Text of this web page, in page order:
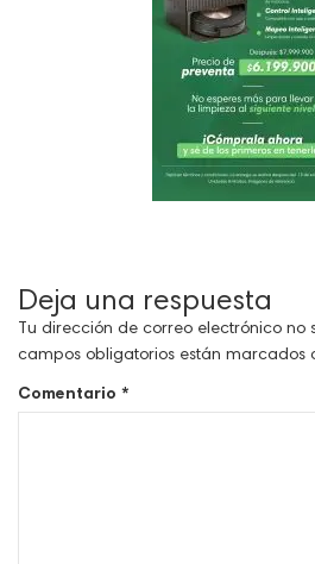
Deja una respuesta
Tu dirección de correo electrónico no
campos obligatorios están marcados
Comentario *